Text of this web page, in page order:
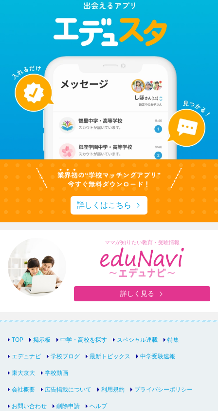
詳しくはこちら
ママが知りたい教育・受験情報
詳しく見る
TOP 掲示板 中学・高校を探す スペシャル連載 特集
エデュナビ 学校ブログ 最新トピックス 中学受験速報
東大京大 学校動画
会社概要 広告掲載について 利用規約 プライバシーポリシー
お問い合わせ 削除申請 ヘルプ